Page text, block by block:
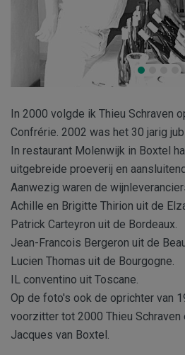
In 2000 volgde ik Thieu Schraven
Confrérie. 2002 was het 30 jarig
In restaurant Molenwijk in Boxtel
uitgebreide proeverij en
Aanwezig waren de
Achille en Brigitte Thirion uit de
Patrick Carteyron uit de Bordeaux.
Jean-Francois Bergeron uit de
Lucien Thomas uit de Bourgogne.
IL conventino uit Toscane.
Op de foto's ook de oprichter van
voorzitter tot 2000 Thieu Schraven
Jacques van Boxtel.